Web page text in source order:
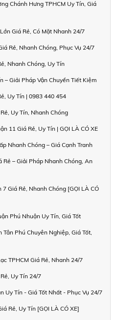
Chánh Hưng TPHCM Uy Tín, Giá
Giá Rẻ, Có Mặt Nhanh 24/7
Rẻ, Nhanh Chóng, Phục Vụ 24/7
Nhanh Chóng, Uy Tín
– Giải Pháp Vận Chuyển Tiết Kiệm
Uy Tín | 0983 440 454
Uy Tín, Nhanh Chóng
11 Giá Rẻ, Uy Tín | GỌI LÀ CÓ XE
Nhanh Chóng – Giá Cạnh Tranh
Rẻ – Giải Pháp Nhanh Chóng, An
Giá Rẻ, Nhanh Chóng [GỌI LÀ CÓ
Phú Nhuận Uy Tín, Giá Tốt
Tân Phú Chuyên Nghiệp, Giá Tốt,
TPHCM Giá Rẻ, Nhanh 24/7
Uy Tín 24/7
Uy Tín - Giá Tốt Nhất - Phục Vụ 24/7
Rẻ, Uy Tín [GỌI LÀ CÓ XE]